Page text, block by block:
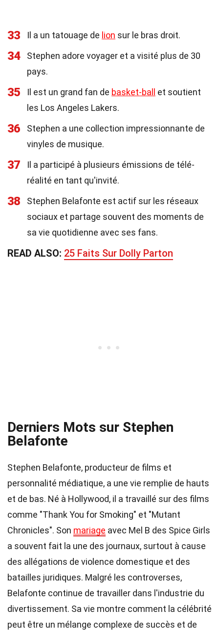
33 Il a un tatouage de lion sur le bras droit.
34
Stephen adore voyager et a visité plus de 30
pays.
35 Il est un grand fan de basket-ball
et soutient
les Los Angeles Lakers.
36
Stephen a une collection impressionnante de
vinyles de musique.
37
Il a participé à plusieurs émissions de télé-
réalité en tant qu'invité.
38
Stephen Belafonte est actif sur les réseaux
sociaux et partage souvent des moments de
sa vie quotidienne avec ses fans.
READ ALSO: 25 Faits Sur Dolly Parton
Derniers Mots sur Stephen
Belafonte
Stephen Belafonte, producteur de films et
personnalité médiatique, a une vie remplie de hauts
et de bas. Né à Hollywood, il a travaillé sur des films
comme "Thank You for Smoking" et "Mutant
Chronicles". Son mariage avec Mel B des Spice Girls
a souvent fait la une des journaux, surtout à cause
des allégations de violence domestique et des
batailles juridiques. Malgré les controverses,
Belafonte continue de travailler dans l'industrie du
divertissement. Sa vie montre comment la célébrité
peut être un mélange complexe de succès et de